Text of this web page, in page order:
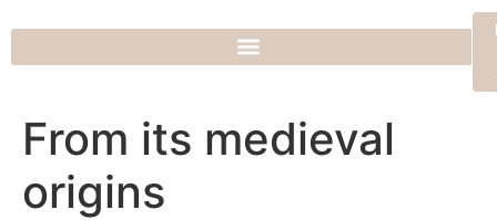
From its medieval
origins